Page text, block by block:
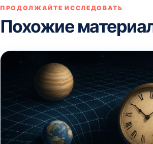
ПРОДОЛЖАЙТЕ ИССЛЕДОВАТЬ
Похожие